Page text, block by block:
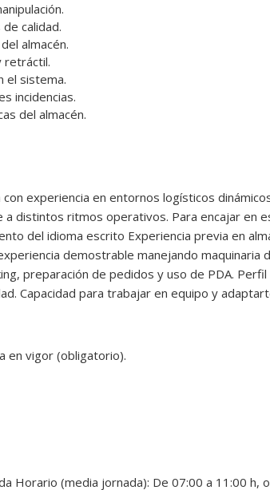
calidad.
almacén.
retráctil.
el sistema.
incidencias.
del almacén.
experiencia en entornos logísticos
distintos ritmos operativos. Para encajar en
del idioma escrito Experiencia previa en
demostrable manejando maquinaria
preparación de pedidos y uso de PDA.
Capacidad para trabajar en equipo y
en vigor (obligatorio).
Horario (media jornada): De 07:00 a 11:00 h,